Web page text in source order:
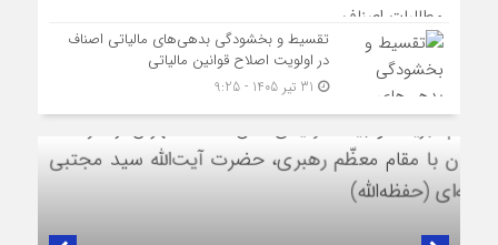
تقسیط و بخشودگی بدهی‌های مالیاتی اصناف
در اولویت اصلاح قوانین مالیاتی